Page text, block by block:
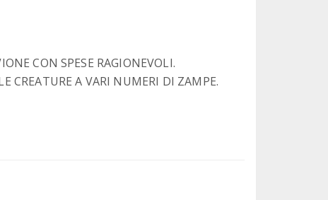
CON SPESE RAGIONEVOLI.
CREATURE A VARI NUMERI DI ZAMPE.